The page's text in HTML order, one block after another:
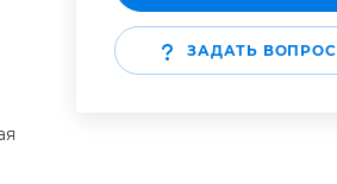
ЗАДАТЬ ВОПРОС